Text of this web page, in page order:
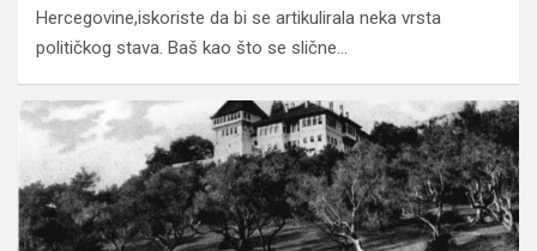
Hercegovine,iskoriste da bi se artikulirala neka vrsta
političkog stava. Baš kao što se slične…